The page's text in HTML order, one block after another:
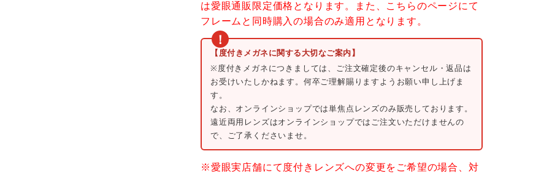
は愛眼通販限定価格となります。また、こちらのページにて
フレームと同時購入の場合のみ適用となります。
【度付きメガネに関する大切なご案内】
※度付きメガネにつきましては、ご注文確定後のキャンセル・返品は
お受けいたしかねます。何卒ご理解賜りますようお願い申し上げま
す。
なお、オンラインショップでは単焦点レンズのみ販売しております。
遠近両用レンズはオンラインショップではご注文いただけませんの
で、ご了承くださいませ。
※愛眼実店舗にて度付きレンズへの変更をご希望の場合、対